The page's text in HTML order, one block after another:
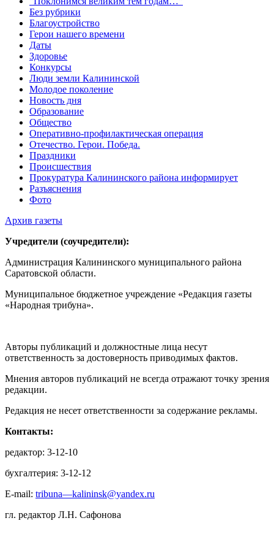
Без рубрики
Благоустройство
Герои нашего времени
Даты
Здоровье
Конкурсы
Люди земли Калининской
Молодое поколение
Новость дня
Образование
Общество
Оперативно-профилактическая операция
Отечество. Герои. Победа.
Праздники
Происшествия
Прокуратура Калининского района информирует
Разъяснения
Фото
Архив газеты
Учредители (соучредители):
Администрация Калининского муниципального района
Саратовской области.
Муниципальное бюджетное учреждение «Редакция газеты
«Народная трибуна».
Авторы публикаций и должностные лица несут
ответственность за достоверность приводимых фактов.
Мнения авторов публикаций не всегда отражают точку зрения
редакции.
Редакция не несет ответственности за содержание рекламы.
Контакты:
редактор: 3-12-10
бухгалтерия: 3-12-12
E-mail: tribuna—kalininsk@yandex.ru
гл. редактор Л.Н. Сафонова